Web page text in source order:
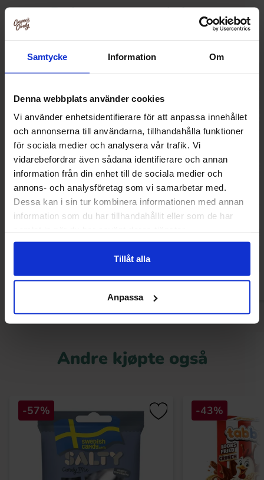
Samtycke Information Om
Denna webbplats använder cookies
Vi använder enhetsidentifierare för att anpassa innehållet
och annonserna till användarna, tillhandahålla funktioner
för sociala medier och analysera vår trafik. Vi
vidarebefordrar även sådana identifierare och annan
information från din enhet till de sociala medier och
annons- och analysföretag som vi samarbetar med.
Dessa kan i sin tur kombinera informationen med annan
information som du har tillhandahållit eller som de har
Tillåt alla
Anpassa
Relaterte produkter
Sallos Mjuk Salted Karamel Lakritz
200g
Sallos Dark
Andre kjøpte også
-57% -43%